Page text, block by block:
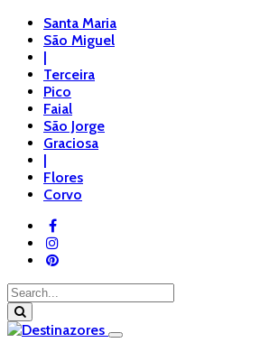
Santa Maria
São Miguel
|
Terceira
Pico
Faial
São Jorge
Graciosa
|
Flores
Corvo